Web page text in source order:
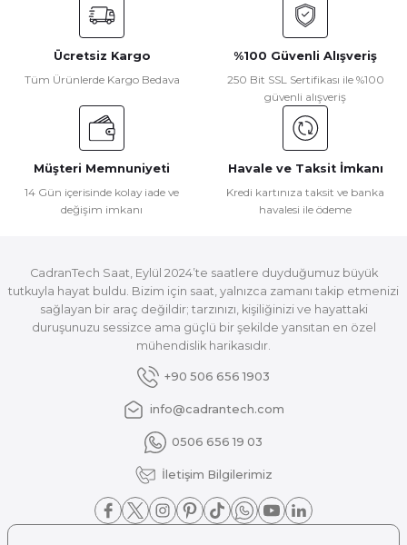
Ücretsiz Kargo
Tüm Ürünlerde Kargo Bedava
%100 Güvenli Alışveriş
250 Bit SSL Sertifikası ile %100
güvenli alışveriş
Müşteri Memnuniyeti
14 Gün içerisinde kolay iade ve
değişim imkanı
Havale ve Taksit İmkanı
Kredi kartınıza taksit ve banka
havalesi ile ödeme
CadranTech Saat, Eylül 2024’te saatlere duyduğumuz büyük
tutkuyla hayat buldu. Bizim için saat, yalnızca zamanı takip etmenizi
sağlayan bir araç değildir; tarzınızı, kişiliğinizi ve hayattaki
duruşunuzu sessizce ama güçlü bir şekilde yansıtan en özel
mühendislik harikasıdır.
+90 506 656 1903
info@cadrantech.com
0506 656 19 03
İletişim Bilgilerimiz